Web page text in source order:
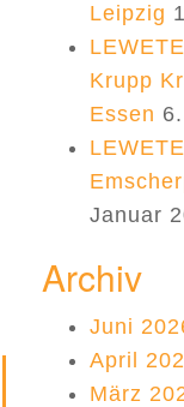
Leipzig
Krupp
Essen
Januar
Archiv
Juni
April
März